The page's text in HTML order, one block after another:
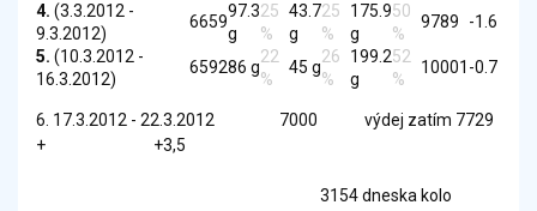
4. (3.3.2012 -
9.3.2012)
6659
97.3
g
25
%
43.7
g
25
%
175.9
g
50
%
9789
-1.6
5. (10.3.2012 -
16.3.2012)
659286 g
22
%
45 g
26
%
199.2
g
52
%
10001 -0.7
6. 17.3.2012 - 22.3.2012 7000 výdej zatím 7729
+ +3,5
3154 dneska kolo